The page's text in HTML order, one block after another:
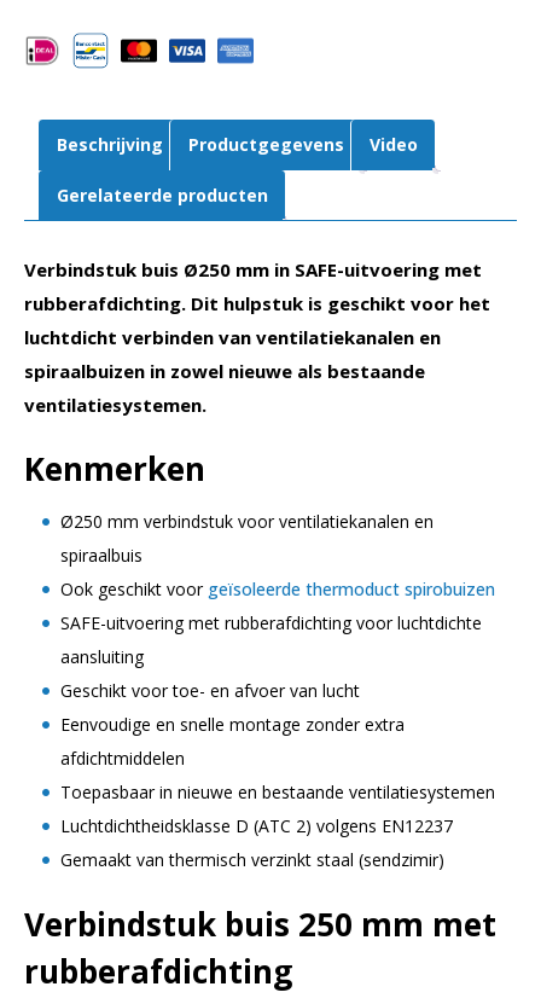
rubberafdichting
aantal
Beschrijving Productgegevens Video
Gerelateerde producten
Verbindstuk buis Ø250 mm in SAFE-uitvoering met
rubberafdichting. Dit hulpstuk is geschikt voor het
luchtdicht verbinden van ventilatiekanalen en
spiraalbuizen in zowel nieuwe als bestaande
ventilatiesystemen.
Kenmerken
Ø250 mm verbindstuk voor ventilatiekanalen en
spiraalbuis
Ook geschikt voor geïsoleerde thermoduct spirobuizen
SAFE-uitvoering met rubberafdichting voor luchtdichte
aansluiting
Geschikt voor toe- en afvoer van lucht
Eenvoudige en snelle montage zonder extra
afdichtmiddelen
Toepasbaar in nieuwe en bestaande ventilatiesystemen
Luchtdichtheidsklasse D (ATC 2) volgens EN12237
Gemaakt van thermisch verzinkt staal (sendzimir)
Verbindstuk buis 250 mm met
rubberafdichting